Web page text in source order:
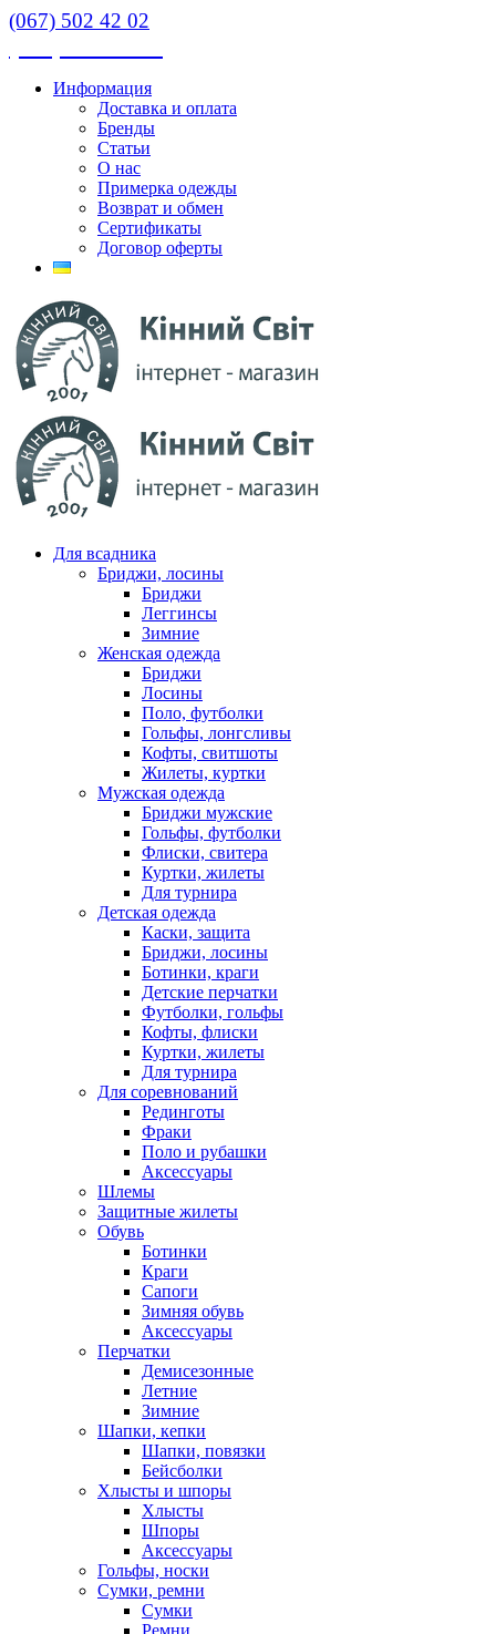
(067) 502 42 02
Информация
Доставка и оплата
Бренды
Статьи
О нас
Примерка одежды
Возврат и обмен
Сертификаты
Договор оферты
Для всадника
Бриджи, лосины
Бриджи
Леггинсы
Зимние
Женская одежда
Бриджи
Лосины
Поло, футболки
Гольфы, лонгсливы
Кофты, свитшоты
Жилеты, куртки
Мужская одежда
Бриджи мужские
Гольфы, футболки
Флиски, свитера
Куртки, жилеты
Для турнира
Детская одежда
Каски, защита
Бриджи, лосины
Ботинки, краги
Детские перчатки
Футболки, гольфы
Кофты, флиски
Куртки, жилеты
Для турнира
Для соревнований
Рединготы
Фраки
Поло и рубашки
Аксессуары
Шлемы
Защитные жилеты
Обувь
Ботинки
Краги
Сапоги
Зимняя обувь
Аксессуары
Перчатки
Демисезонные
Летние
Зимние
Шапки, кепки
Шапки, повязки
Бейсболки
Хлысты и шпоры
Хлысты
Шпоры
Аксессуары
Гольфы, носки
Сумки, ремни
Сумки
Ремни